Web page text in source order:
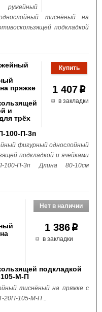
тиснёный на
подкладкой
1 407 p
в закладки
пряжке
и
трёх
100-П-3п
фигурный однослойный
подкладкой и ячейками
П-3п Длина 80-10см
1 386p
в закладки
подкладкой
М-П
тиснёный на пряжке с
20П-105-М-П ..